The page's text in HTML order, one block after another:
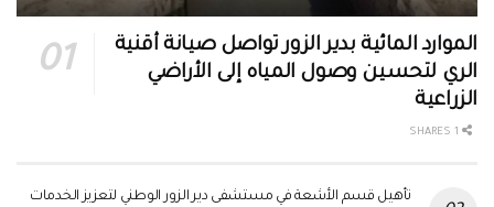
الموارد المائية بدير الزور تواصل صيانة أقنية
الري لتحسين وصول المياه إلى الأراضي
الزراعية
تأهيل قسم الأشعة في مستشفى دير الزور الوطني لتعزيز الخدمات